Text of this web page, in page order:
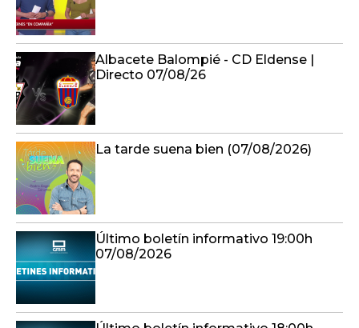
Albacete Balompié - CD Eldense |
Directo 07/08/26
La tarde suena bien (07/08/2026)
Último boletín informativo 19:00h
07/08/2026